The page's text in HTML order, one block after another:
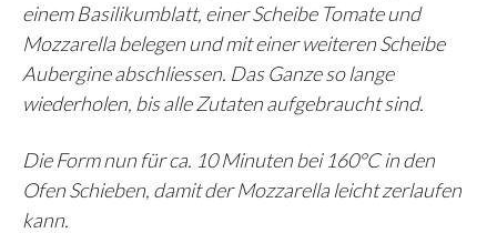
einem Basilikumblatt, einer Scheibe Tomate und
Mozzarella belegen und mit einer weiteren Scheibe
Aubergine abschliessen. Das Ganze so lange
wiederholen, bis alle Zutaten aufgebraucht sind.
Die Form nun für ca. 10 Minuten bei 160°C in den
Ofen Schieben, damit der Mozzarella leicht zerlaufen
kann.